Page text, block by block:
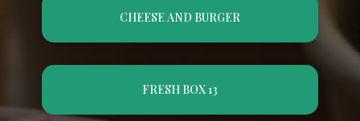
CHEESE AND BURGER
FRESH BOX 13